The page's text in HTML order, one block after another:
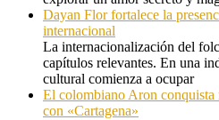
Dayan Flor fortalece la
internacional
La internacionalización del
capítulos relevantes. En una
cultural comienza a ocupar
El colombiano Aron conquista
con «Cartagena»